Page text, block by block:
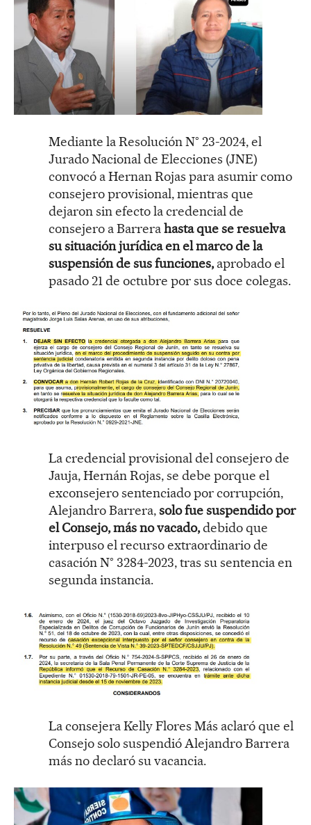
Mediante la Resolución N° 23-2024, el
Jurado Nacional de Elecciones (JNE)
convocó a Hernan Rojas para asumir como
consejero provisional, mientras que
dejaron sin efecto la credencial de
consejero a Barrerahasta que se resuelva
su situación jurídica en el marco de la
suspensión de sus funciones, aprobado el
pasado 21 de octubre por sus doce colegas.
La credencial provisional del consejero de
Jauja, Hernán Rojas, se debe porque el
exconsejero sentenciado por corrupción,
Alejandro Barrera,solo fue suspendido por
el Consejo, más no vacado,debido que
interpuso el recurso extraordinario de
casación N° 3284-2023, tras su sentencia en
segunda instancia.
La consejera Kelly Flores Más aclaró que el
Consejo solo suspendió Alejandro Barrera
más no declaró su vacancia.